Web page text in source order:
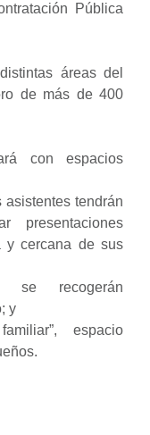
Pública
áreas del
de más de 400
con espacios
asistentes tendrán
presentaciones
y cercana de sus
se recogerán
y
espacio